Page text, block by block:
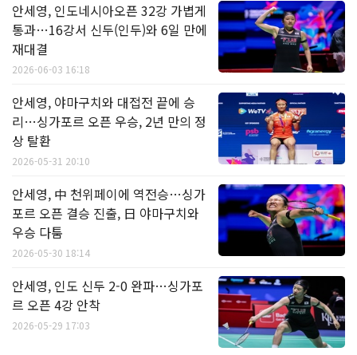
안세영, 인도네시아오픈 32강 가볍게
통과…16강서 신두(인두)와 6일 만에
재대결
2026-06-03 16:18
안세영, 야마구치와 대접전 끝에 승
리…싱가포르 오픈 우승, 2년 만의 정
상 탈환
2026-05-31 20:10
안세영, 中 천위페이에 역전승…싱가
포르 오픈 결승 진출, 日 야마구치와
우승 다툼
2026-05-30 18:14
안세영, 인도 신두 2-0 완파…싱가포
르 오픈 4강 안착
2026-05-29 17:03